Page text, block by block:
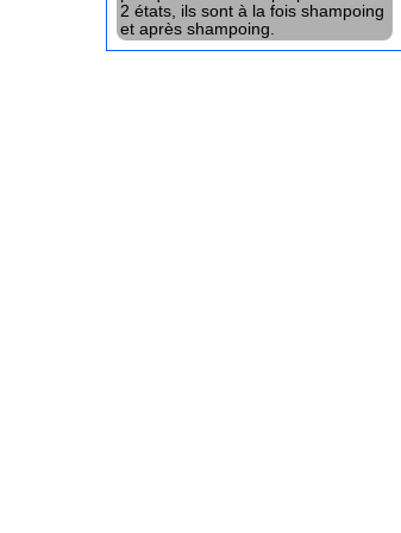
2 états, ils sont à la fois shampoing
et après shampoing.